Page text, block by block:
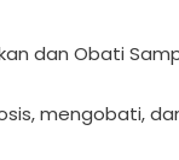
dan Obati
mengobati,